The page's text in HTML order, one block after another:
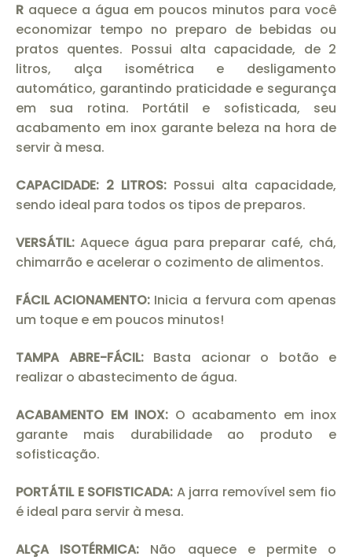
R aquece a água em poucos minutos para você
economizar tempo no preparo de bebidas ou
pratos quentes. Possui alta capacidade, de 2
litros, alça isométrica e desligamento
automático, garantindo praticidade e segurança
em sua rotina. Portátil e sofisticada, seu
acabamento em inox garante beleza na hora de
servir à mesa.
CAPACIDADE: 2 LITROS: Possui alta capacidade,
sendo ideal para todos os tipos de preparos.
VERSÁTIL: Aquece água para preparar café, chá,
chimarrão e acelerar o cozimento de alimentos.
FÁCIL ACIONAMENTO: Inicia a fervura com apenas
um toque e em poucos minutos!
TAMPA ABRE-FÁCIL:Basta acionar o botão e
realizar o abastecimento de água.
ACABAMENTO EM INOX: O acabamento em inox
garante mais durabilidade ao produto e
sofisticação.
PORTÁTIL E SOFISTICADA: A jarra removível sem fio
é ideal para servir à mesa.
ALÇA ISOTÉRMICA: Não aquece e permite o